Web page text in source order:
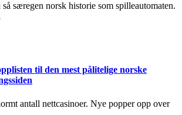
særegen norsk historie som spilleautomaten.
til den mest pålitelige norske
antall nettcasinoer. Nye popper opp over